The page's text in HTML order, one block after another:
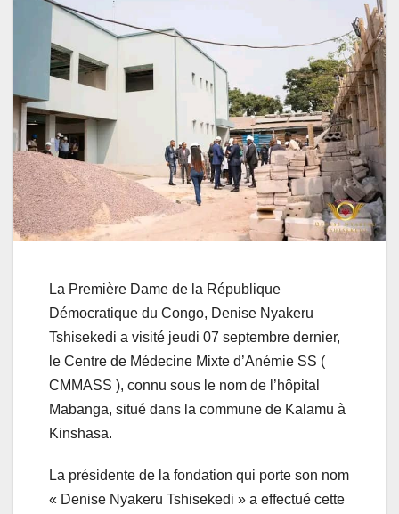
La Première Dame de la République
Démocratique du Congo, Denise Nyakeru
Tshisekedi a visité jeudi 07 septembre dernier,
le Centre de Médecine Mixte d’Anémie SS (
CMMASS ), connu sous le nom de l’hôpital
Mabanga, situé dans la commune de Kalamu à
Kinshasa.
La présidente de la fondation qui porte son nom
« Denise Nyakeru Tshisekedi » a effectué cette